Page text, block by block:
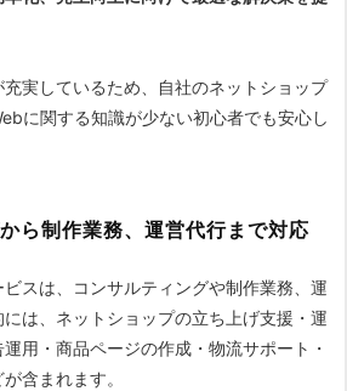
実しているため、自社のネットショップ
に関する知識が少ない初心者でも安心し
ら制作業務、運営代行まで対応
スは、コンサルティングや制作業務、運
は、ネットショップの立ち上げ支援・運
用・商品ページの作成・物流サポート・
含まれます。